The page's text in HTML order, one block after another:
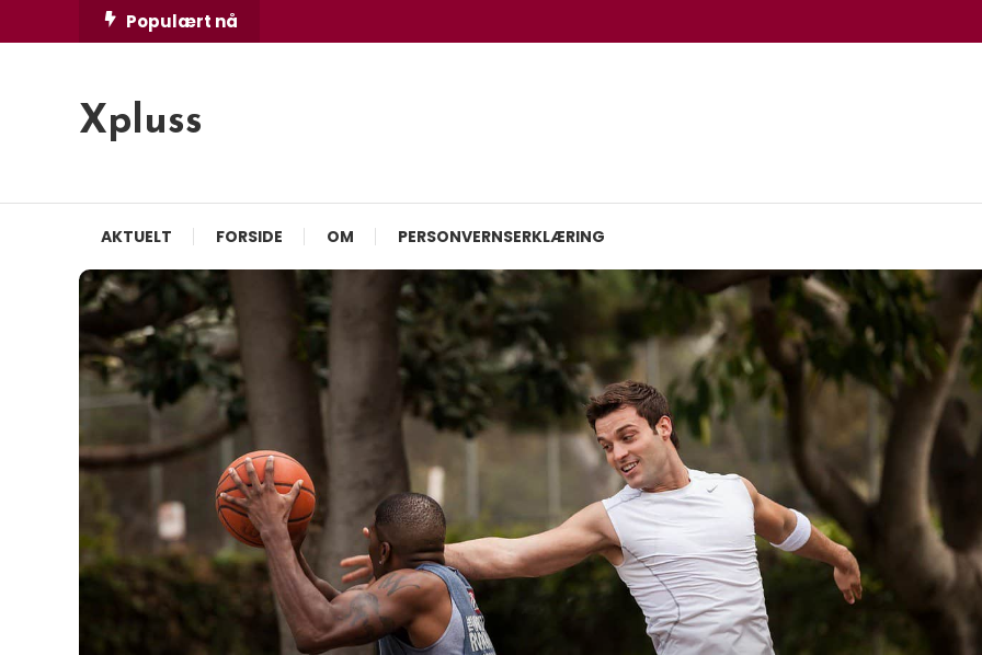
To
Populært nå
Xpluss
AKTUELT FORSIDE OM PERSONVERNSERKLÆRING